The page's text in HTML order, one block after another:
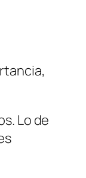
Lo de